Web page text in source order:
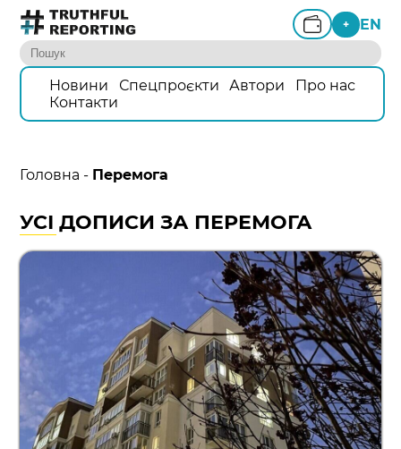
+ EN
Новини Спецпроєкти Автори
Про нас
Контакти
Головна - Перемога
УСІ ДОПИСИ ЗА ПЕРЕМОГА